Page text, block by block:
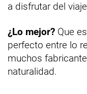
a disfrutar del
¿Lo mejor? Que
perfecto entre lo
muchos
naturalidad.